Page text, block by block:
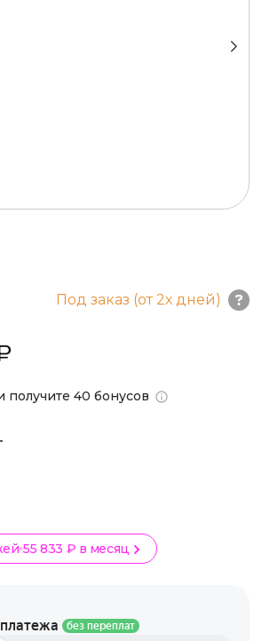
Под заказ (от 2х дней)
получите 40 бонусов
55 833 ₽ в месяц